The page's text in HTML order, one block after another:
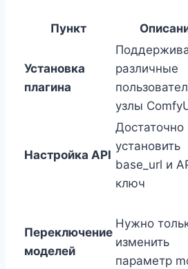
Пункт
Установка
плагина
различные
узлы
Настройка API
Достаточно
установить
base_url и
ключ
Переключение
моделей
Нужно
изменить
параметр